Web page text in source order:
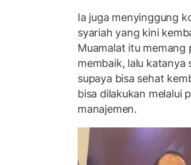
Ia juga menyinggung
syariah yang kini
Muamalat itu memang
membaik, lalu katanya
supaya bisa sehat
bisa dilakukan melalui
manajemen.